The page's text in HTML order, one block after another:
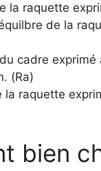
la raquette
de la
cadre exprimé
(Ra)
la raquette
bien